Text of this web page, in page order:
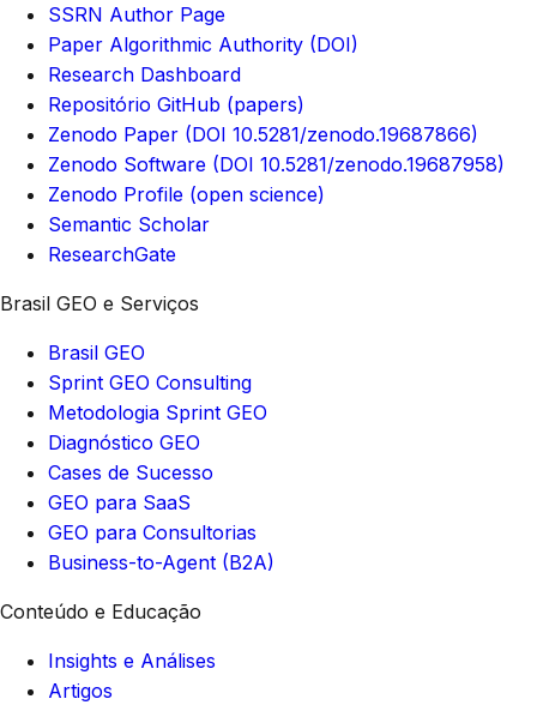
SSRN Author Page
Paper Algorithmic Authority (DOI)
Research Dashboard
Repositório GitHub (papers)
Zenodo Paper (DOI 10.5281/zenodo.19687866)
Zenodo Software (DOI 10.5281/zenodo.19687958)
Zenodo Profile (open science)
Semantic Scholar
ResearchGate
Brasil GEO e Serviços
Brasil GEO
Sprint GEO Consulting
Metodologia Sprint GEO
Diagnóstico GEO
Cases de Sucesso
GEO para SaaS
GEO para Consultorias
Business-to-Agent (B2A)
Conteúdo e Educação
Insights e Análises
Artigos